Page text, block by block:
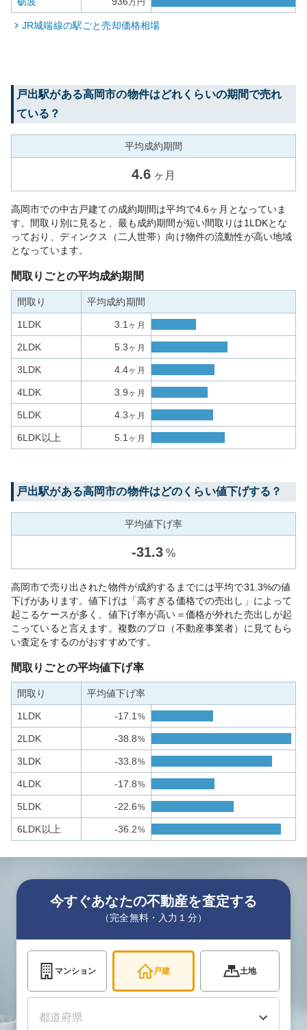
万円
JR城端線の駅ごと売却価格相場
戸出駅がある高岡市の物件はどれくらいの期間で売れ
ている？
平均成約期間
4.6 ヶ月
高岡市での中古戸建ての成約期間は平均で4.6ヶ月となっていま
す。間取り別に見ると、最も成約期間が短い間取りは1LDKとな
っており、ディンクス（二人世帯）向け物件の流動性が高い地域
となっています。
間取りごとの平均成約期間
間取り 平均成約期間
1LDK 3.1 ヶ月
2LDK 5.3ヶ月
3LDK 4.4ヶ月
4LDK 3.9ヶ月
5LDK 4.3ヶ月
6LDK以上 5.1 ヶ月
戸出駅がある高岡市の物件はどのくらい値下げする？
平均値下げ率
-31.3 %
高岡市で売り出された物件が成約するまでには平均で31.3%の値
下げがあります。値下げは「高すぎる価格での売出し」によって
起こるケースが多く、値下げ率が高い＝価格が外れた売出しが起
こっていると言えます。複数のプロ（不動産事業者）に見てもら
い査定をするのがおすすめです。
間取りごとの平均値下げ率
間取り 平均値下げ率
1LDK -17.1 %
2LDK -38.8%
3LDK -33.8%
4LDK -17.8%
5LDK -22.6%
6LDK以上 -36.2%
今すぐあなたの不動産を査定する
（完全無料・入力１分）
マンション 戸建 土地